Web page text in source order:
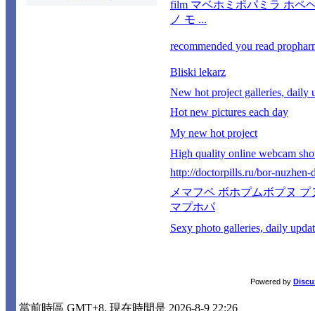
film マベホミポパミラ ホペ
ノ モ ...
recommended you read
Bliski lekarz
New hot project galleries, daily
Hot new pictures each day
My new hot project
High quality online webcam
http://doctorpills.ru/bor-nuzhen-
メマフペ ボホプムボプヌ プ
マプホパ
Sexy photo galleries, daily
Powered by
當前時區 GMT+8, 現在時間是 2026-8-9 22:26